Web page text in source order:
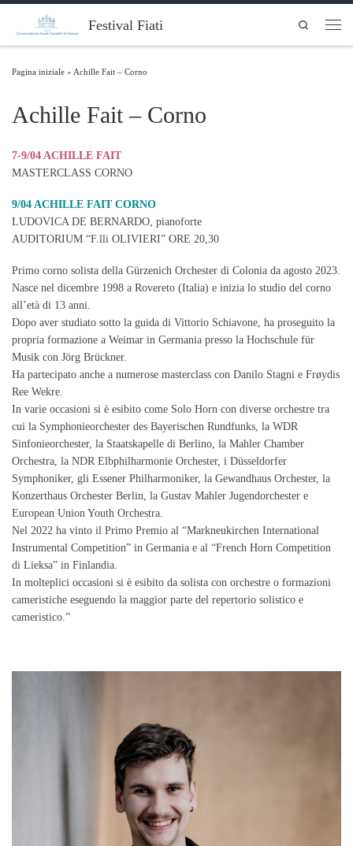
Skip to content Festival Fiati
Search
Pagina iniziale » Achille Fait – Corno
Achille Fait – Corno
7-9/04 ACHILLE FAIT
MASTERCLASS CORNO
9/04 ACHILLE FAIT CORNO
LUDOVICA DE BERNARDO, pianoforte
AUDITORIUM “F.lli OLIVIERI” ORE 20,30
Primo corno solista della Gürzenich Orchester di Colonia da agosto 2023.
Nasce nel dicembre 1998 a Rovereto (Italia) e inizia lo studio del corno
all’età di 13 anni.
Dopo aver studiato sotto la guida di Vittorio Schiavone, ha proseguito la
propria formazione a Weimar in Germania presso la Hochschule für
Musik con Jörg Brückner.
Ha partecipato anche a numerose masterclass con Danilo Stagni e Frøydis
Ree Wekre.
In varie occasioni si è esibito come Solo Horn con diverse orchestre tra
cui la Symphonieorchester des Bayerischen Rundfunks, la WDR
Sinfonieorchester, la Staatskapelle di Berlino, la Mahler Chamber
Orchestra, la NDR Elbphilharmonie Orchester, i Düsseldorfer
Symphoniker, gli Essener Philharmoniker, la Gewandhaus Orchester, la
Konzerthaus Orchester Berlin, la Gustav Mahler Jugendorchester e
European Union Youth Orchestra.
Nel 2022 ha vinto il Primo Premio al “Markneukirchen International
Instrumental Competition” in Germania e al “French Horn Competition
di Lieksa” in Finlandia.
In molteplici occasioni si è esibito da solista con orchestre o formazioni
cameristiche eseguendo la maggior parte del repertorio solistico e
cameristico.”